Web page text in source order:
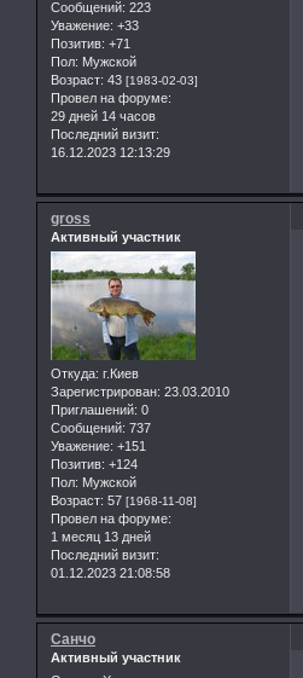
Сообщений: 223
Уважение: +33
Позитив: +71
Пол: Мужской
Возраст: 43 [1983-02-03]
Провел на форуме:
29 дней 14 часов
Последний визит:
16.12.2023 12:13:29
gross
Активный участник
Откуда: г.Киев
Зарегистрирован: 23.03.2010
Приглашений: 0
Сообщений: 737
Уважение: +151
Позитив: +124
Пол: Мужской
Возраст: 57 [1968-11-08]
Провел на форуме:
1 месяц 13 дней
Последний визит:
01.12.2023 21:08:58
Санчо
Активный участник